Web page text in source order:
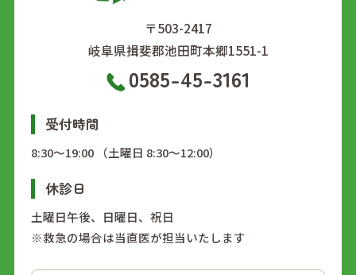
〒503-2417
岐阜県揖斐郡池田町本郷1551-1
0585-45-3161
受付時間
8:30～19:00 （土曜日 8:30～12:00）
休診日
土曜日午後、日曜日、祝日
※救急の場合は当直医が担当いたします